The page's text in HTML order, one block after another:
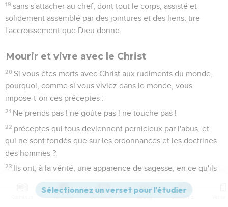
19 sans s'attacher au chef, dont tout le corps, assisté et
solidement assemblé par des jointures et des liens, tire
l'accroissement que Dieu donne.
Mourir et vivre avec le Christ
20 Si vous êtes morts avec Christ aux rudiments du monde,
pourquoi, comme si vous viviez dans le monde, vous
impose-t-on ces préceptes :
21 Ne prends pas ! ne goûte pas ! ne touche pas !
22 préceptes qui tous deviennent pernicieux par l'abus, et
qui ne sont fondés que sur les ordonnances et les doctrines
des hommes ?
23 Ils ont, à la vérité, une apparence de sagesse, en ce qu'ils
indiquent un culte volontaire, de l'humilité, et le mépris du
corps, mais ils sont sans aucun mérite et contribuent à la
Versions Commentaires Strong